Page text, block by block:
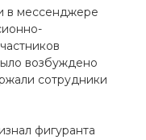
в мессенджере
возбуждено
сотрудники
фигуранта